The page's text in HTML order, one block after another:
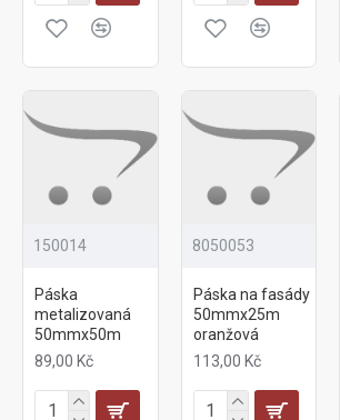
150014
Páska
metalizovaná
50mmx50m
89,00 Kč
8050053
Páska na fasády
50mmx25m
oranžová
113,00 Kč